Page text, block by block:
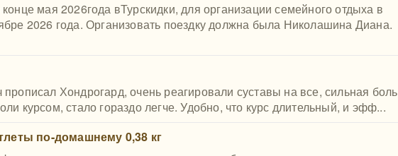
мая 2026года вТурскидки, для организации семейного отдыха в
2026 года. Организовать поездку должна была Николашина Диана.
Хондрогард, очень реагировали суставы на все, сильная боль
курсом, стало гораздо легче. Удобно, что курс длительный, и эфф...
по-домашнему 0,38 кг